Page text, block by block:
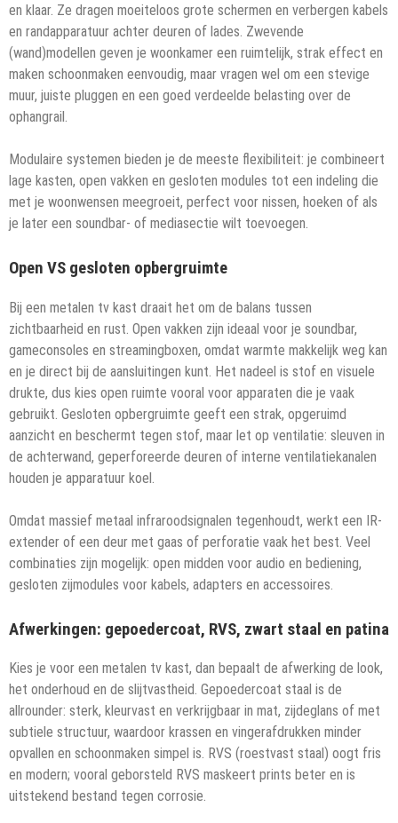
en klaar. Ze dragen moeiteloos grote schermen en verbergen kabels
en randapparatuur achter deuren of lades. Zwevende
(wand)modellen geven je woonkamer een ruimtelijk, strak effect en
maken schoonmaken eenvoudig, maar vragen wel om een stevige
muur, juiste pluggen en een goed verdeelde belasting over de
ophangrail.
Modulaire systemen bieden je de meeste flexibiliteit: je combineert
lage kasten, open vakken en gesloten modules tot een indeling die
met je woonwensen meegroeit, perfect voor nissen, hoeken of als
je later een soundbar- of mediasectie wilt toevoegen.
Open VS gesloten opbergruimte
Bij een metalen tv kast draait het om de balans tussen
zichtbaarheid en rust. Open vakken zijn ideaal voor je soundbar,
gameconsoles en streamingboxen, omdat warmte makkelijk weg kan
en je direct bij de aansluitingen kunt. Het nadeel is stof en visuele
drukte, dus kies open ruimte vooral voor apparaten die je vaak
gebruikt. Gesloten opbergruimte geeft een strak, opgeruimd
aanzicht en beschermt tegen stof, maar let op ventilatie: sleuven in
de achterwand, geperforeerde deuren of interne ventilatiekanalen
houden je apparatuur koel.
Omdat massief metaal infraroodsignalen tegenhoudt, werkt een IR-
extender of een deur met gaas of perforatie vaak het best. Veel
combinaties zijn mogelijk: open midden voor audio en bediening,
gesloten zijmodules voor kabels, adapters en accessoires.
Afwerkingen: gepoedercoat, RVS, zwart staal en patina
Kies je voor een metalen tv kast, dan bepaalt de afwerking de look,
het onderhoud en de slijtvastheid. Gepoedercoat staal is de
allrounder: sterk, kleurvast en verkrijgbaar in mat, zijdeglans of met
subtiele structuur, waardoor krassen en vingerafdrukken minder
opvallen en schoonmaken simpel is. RVS (roestvast staal) oogt fris
en modern; vooral geborsteld RVS maskeert prints beter en is
uitstekend bestand tegen corrosie.